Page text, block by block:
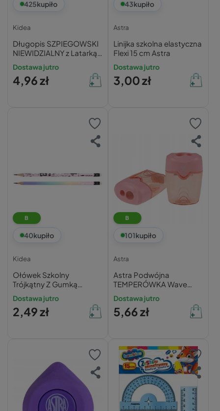
425kupiło
Kidea
Długopis SZPIEGOWSKI
NIEWIDZIALNY z Latarką
UV Kidea
Dostawa jutro
4,96 zł
43kupiło
Astra
Linijka szkolna elastyczna
Flexi 15 cm Astra
Dostawa jutro
3,00 zł
B
40kupiło
Kidea
Ołówek Szkolny
Trójkątny Z Gumką
Twardość HB
PASTELOWY ZWIERZĘTA
Kidea
Dostawa jutro
2,49 zł
B
101kupiło
Astra
Astra Podwójna
TEMPERÓWKA Wave
Pojemnik PASTEL
Dostawa jutro
5,66 zł